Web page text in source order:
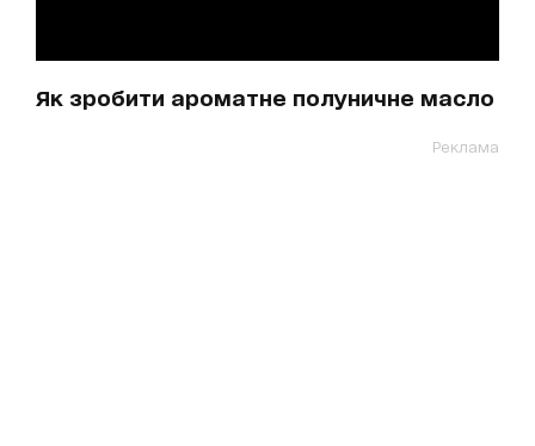
Як зробити ароматне полуничне масло
Реклама